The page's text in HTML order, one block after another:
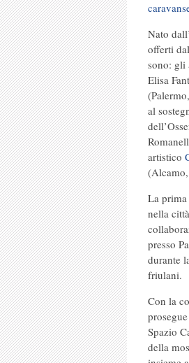
Nato
offerti
sono: gli
Elisa
al
artistico
La
nella
presso
durante
friulani.
Con la
Spazio
della